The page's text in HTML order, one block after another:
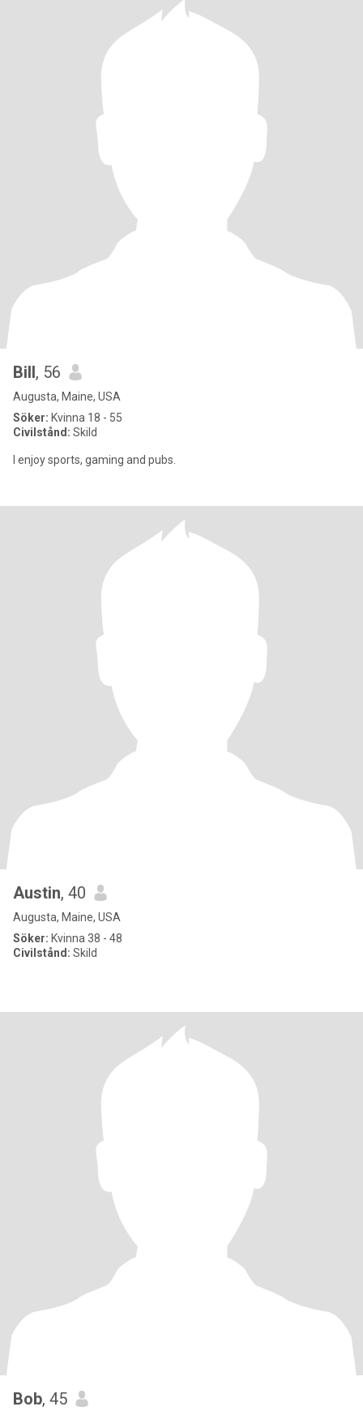
Bill, 56
Augusta, Maine, USA
Söker: Kvinna 18 - 55
Civilstånd: Skild
I enjoy sports, gaming and pubs.
Austin, 40
Augusta, Maine, USA
Söker: Kvinna 38 - 48
Civilstånd: Skild
Bob, 45